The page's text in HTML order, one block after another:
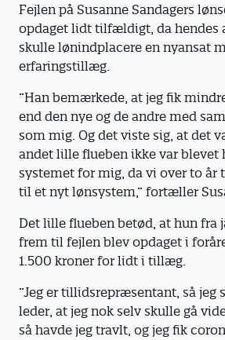
Fejlen på Susanne Sandagers
opdaget lidt tilfældigt, da hendes
skulle lønindplacere en nyansat
erfaringstillæg.
”Han bemærkede, at jeg fik
end den nye og de andre med
som mig. Og det viste sig, at det
andet lille flueben ikke var blevet
systemet for mig, da vi over to år
til et nyt lønsystem,” fortæller
Det lille flueben betød, at hun fra
frem til fejlen blev opdaget i
1.500 kroner for lidt i tillæg.
”Jeg er tillidsrepræsentant, så jeg
leder, at jeg nok selv skulle gå
så havde jeg travlt, og jeg fik